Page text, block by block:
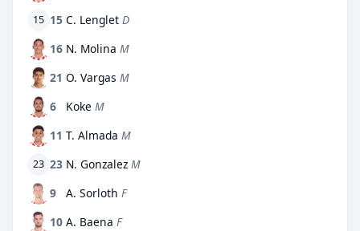
15 15 C. Lenglet D
16 N. Molina M
21 O. Vargas M
6
Koke M
11 T. Almada M
23 23 N. Gonzalez M
9
A. Sorloth F
10 A. Baena F